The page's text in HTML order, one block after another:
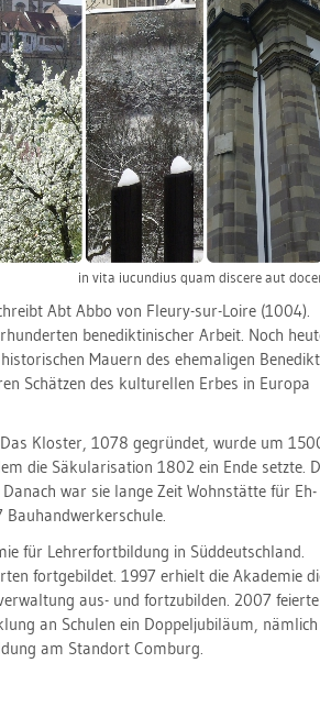
in vita iu­cun­di­us quam dis­ce­re aut
Abt Abbo von Fleu­ry-sur-Loire (1004).
be­ne­dik­ti­ni­scher Ar­beit. Noch
Mau­ern des ehe­ma­li­gen
Schät­zen des kul­tu­rel­len Erbes in Eu­ro­pa
Klos­ter, 1078 ge­grün­det, wurde um
die Sä­ku­la­ri­sa­ti­on 1802 ein Ende setz­te.
war sie lange Zeit Wohn­stät­te für Eh­
für Leh­rer­fort­bil­dung in Süd­deutsch­land.
fort­ge­bil­det. 1997 er­hielt die Aka­de­mie
aus- und fort­zu­bil­den. 2007 fei­er­te
an Schu­len ein Dop­pel­ju­bi­lä­um, näm­lich
am Stand­ort Com­burg.